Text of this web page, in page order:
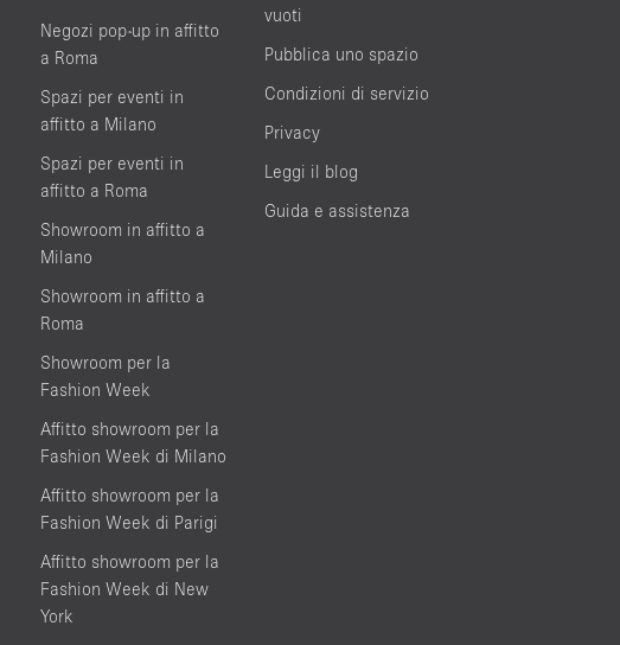
Negozi pop-up in affitto
a Roma
Spazi per eventi in
affitto a Milano
Spazi per eventi in
affitto a Roma
Showroom in affitto a
Milano
Showroom in affitto a
Roma
Showroom per la
Fashion Week
Affitto showroom per la
Fashion Week di Milano
Affitto showroom per la
Fashion Week di Parigi
Affitto showroom per la
Fashion Week di New
York
vuoti
Pubblica uno spazio
Condizioni di servizio
Privacy
Leggi il blog
Guida e assistenza